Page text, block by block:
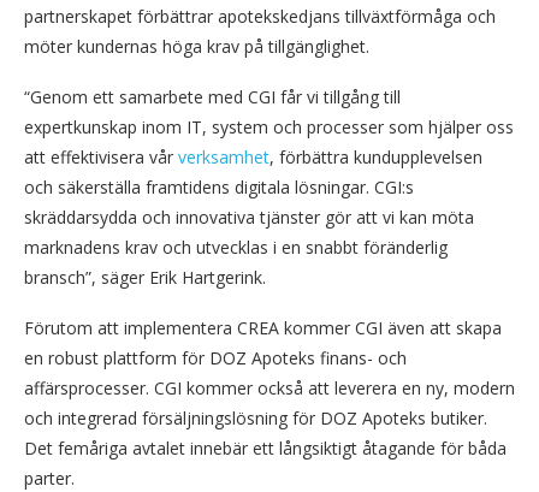
partnerskapet förbättrar apotekskedjans tillväxtförmåga och
möter kundernas höga krav på tillgänglighet.
“Genom ett samarbete med CGI får vi tillgång till
expertkunskap inom IT, system och processer som hjälper oss
att effektivisera vår verksamhet, förbättra kundupplevelsen
och säkerställa framtidens digitala lösningar. CGI:s
skräddarsydda och innovativa tjänster gör att vi kan möta
marknadens krav och utvecklas i en snabbt föränderlig
bransch”, säger Erik Hartgerink.
Förutom att implementera CREA kommer CGI även att skapa
en robust plattform för DOZ Apoteks finans- och
affärsprocesser. CGI kommer också att leverera en ny, modern
och integrerad försäljningslösning för DOZ Apoteks butiker.
Det femåriga avtalet innebär ett långsiktigt åtagande för båda
parter.